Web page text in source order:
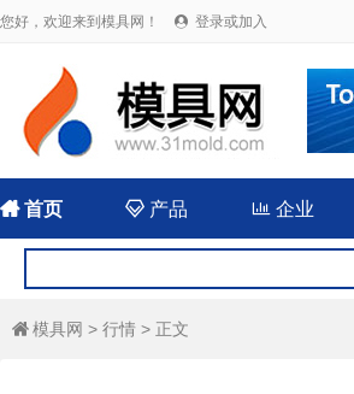
您好，欢迎来到模具网！  登录或加入
首页  产品 企业
 模具网 > 行情 > 正文